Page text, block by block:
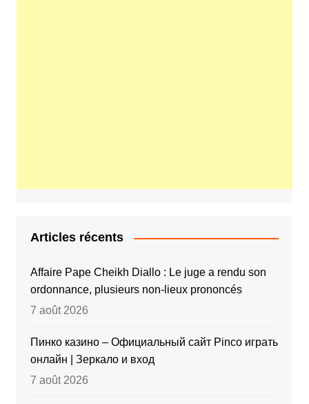
Articles récents
Affaire Pape Cheikh Diallo : Le juge a rendu son
ordonnance, plusieurs non-lieux prononcés
7 août 2026
Пинко казино – Официальный сайт Pinco играть
онлайн | Зеркало и вход
7 août 2026